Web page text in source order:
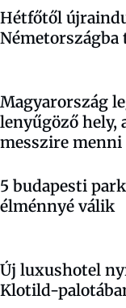
Hétfőtől
Magyarország
lenyűgöző hely,
messzire menni
5 budapesti
élménnyé válik
Új luxushotel
Klotild-